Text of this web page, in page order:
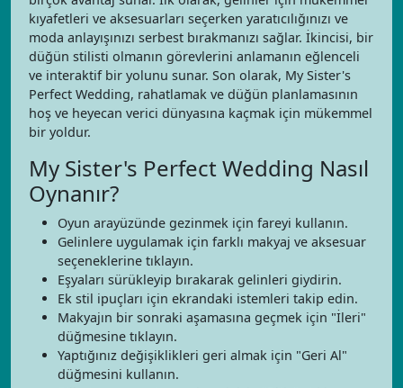
kıyafetleri ve aksesuarları seçerken yaratıcılığınızı ve
moda anlayışınızı serbest bırakmanızı sağlar. İkincisi, bir
düğün stilisti olmanın görevlerini anlamanın eğlenceli
ve interaktif bir yolunu sunar. Son olarak, My Sister's
Perfect Wedding, rahatlamak ve düğün planlamasının
hoş ve heyecan verici dünyasına kaçmak için mükemmel
bir yoldur.
My Sister's Perfect Wedding Nasıl
Oynanır?
Oyun arayüzünde gezinmek için fareyi kullanın.
Gelinlere uygulamak için farklı makyaj ve aksesuar
seçeneklerine tıklayın.
Eşyaları sürükleyip bırakarak gelinleri giydirin.
Ek stil ipuçları için ekrandaki istemleri takip edin.
Makyajın bir sonraki aşamasına geçmek için "İleri"
düğmesine tıklayın.
Yaptığınız değişiklikleri geri almak için "Geri Al"
düğmesini kullanın.